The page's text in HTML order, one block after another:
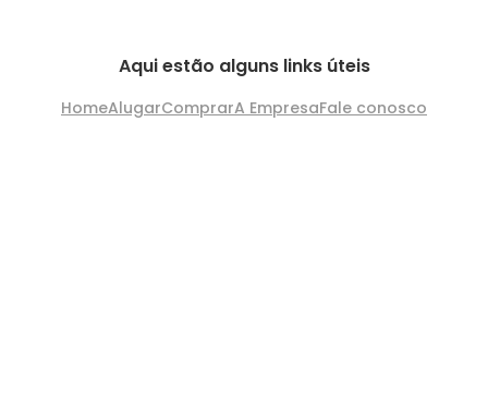
Aqui estão alguns links úteis
HomeAlugarComprarA EmpresaFale conosco